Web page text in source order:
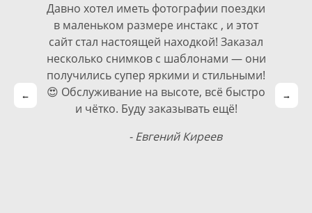
Давно хотел иметь фотографии поездки
в маленьком размере инстакс , и этот
сайт стал настоящей находкой! Заказал
несколько снимков с шаблонами — они
получились супер яркими и стильными!
😍 Обслуживание на высоте, всё быстро
и чётко. Буду заказывать ещё!
- Евгений Киреев
← →